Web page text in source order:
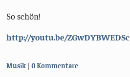
So schön!
http://youtu.be/ZGwDYBWEDSc
Kategorien:
Musik 0 Kommentare